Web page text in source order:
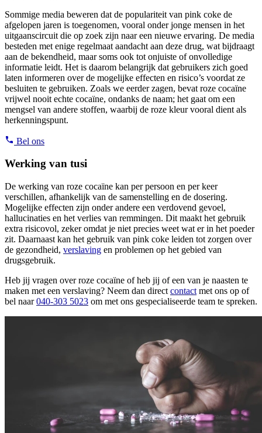
Sommige media beweren dat de populariteit van pink coke de
afgelopen jaren is toegenomen, vooral onder jonge mensen in het
uitgaanscircuit die op zoek zijn naar een nieuwe ervaring. De media
besteden met enige regelmaat aandacht aan deze drug, wat bijdraagt
aan de bekendheid, maar soms ook tot onjuiste of onvolledige
informatie leidt. Het is daarom belangrijk dat gebruikers zich goed
laten informeren over de mogelijke effecten en risico’s voordat ze
besluiten te gebruiken. Zoals we eerder zagen, bevat roze cocaïne
vrijwel nooit echte cocaïne, ondanks de naam; het gaat om een
mengsel van andere stoffen, waarbij de roze kleur vooral dient als
herkenningspunt.
Bel ons
Werking van tusi
De werking van roze cocaïne kan per persoon en per keer
verschillen, afhankelijk van de samenstelling en de dosering.
Mogelijke effecten zijn onder andere een verdovend gevoel,
hallucinaties en het verlies van remmingen. Dit maakt het gebruik
extra risicovol, zeker omdat je niet precies weet wat er in het poeder
zit. Daarnaast kan het gebruik van pink coke leiden tot zorgen over
de gezondheid, verslaving en problemen op het gebied van
drugsgebruik.
Heb jij vragen over roze cocaïne of heb jij of een van je naasten te
maken met een verslaving? Neem dan direct contact met ons op of
bel naar040-303 5023 om met ons gespecialiseerde team te spreken.